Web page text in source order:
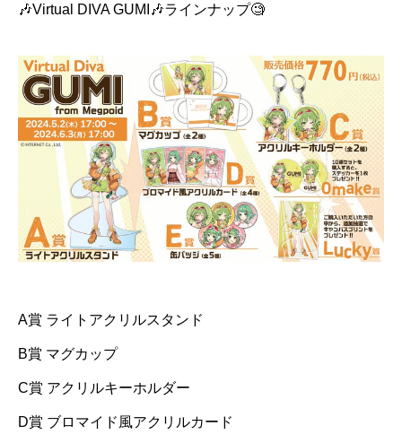
🎶Virtual DIVA GUMI🎶ラインナップ🧐
A賞 ライトアクリルスタンド
B賞 マグカップ
C賞 アクリルキーホルダー
D賞 ブロマイド風アクリルカード